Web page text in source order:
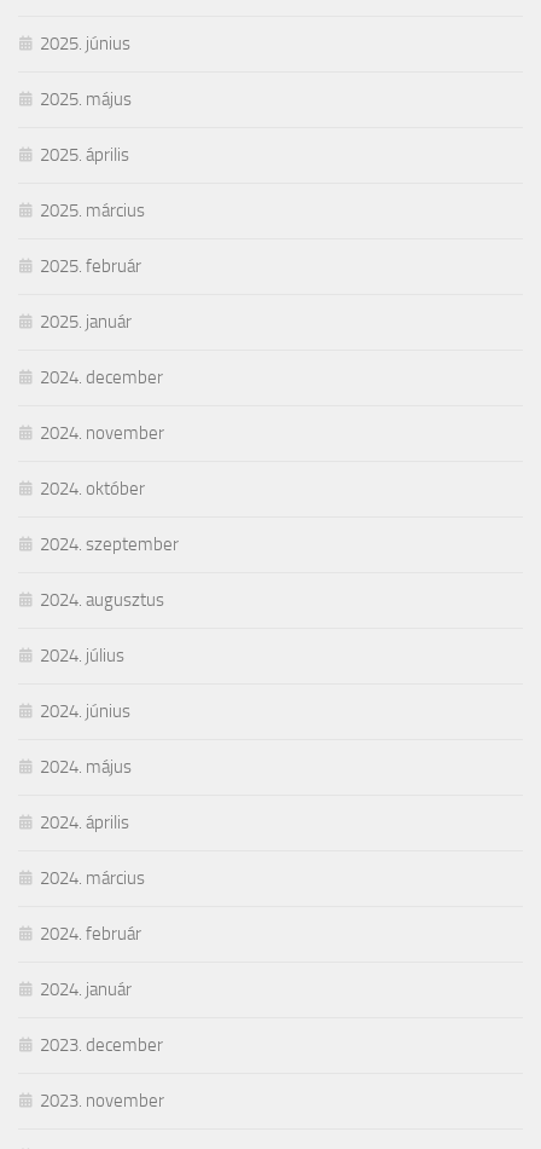
2025. június
2025. május
2025. április
2025. március
2025. február
2025. január
2024. december
2024. november
2024. október
2024. szeptember
2024. augusztus
2024. július
2024. június
2024. május
2024. április
2024. március
2024. február
2024. január
2023. december
2023. november